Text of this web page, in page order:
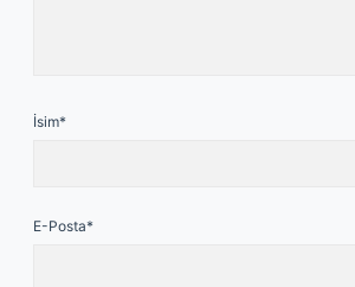
İsim*
E-Posta*